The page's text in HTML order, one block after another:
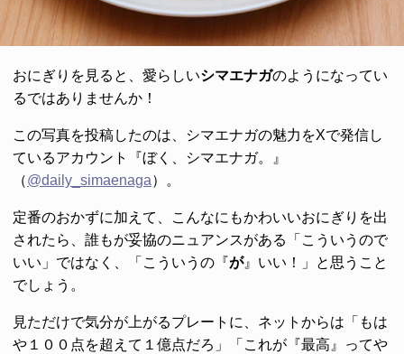
おにぎりを見ると、愛らしいシマエナガのようになってい
るではありませんか！
この写真を投稿したのは、シマエナガの魅力をXで発信し
ているアカウント『ぼく、シマエナガ。』
（@daily_simaenaga）。
定番のおかずに加えて、こんなにもかわいいおにぎりを出
されたら、誰もが妥協のニュアンスがある「こういうので
いい」ではなく、「こういうの『が』いい！」と思うこと
でしょう。
見ただけで気分が上がるプレートに、ネットからは「もは
や１００点を超えて１億点だろ」「これが『最高』ってや